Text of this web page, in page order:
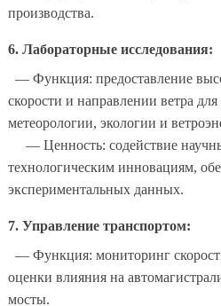
производства.
6. Лабораторные исследования:
— Функция: предоставление
скорости и направлении ветра
метеорологии, экологии и
— Ценность: содействие
технологическим инновациям,
экспериментальных данных.
7. Управление транспортом:
— Функция: мониторинг
оценки влияния на
мосты.